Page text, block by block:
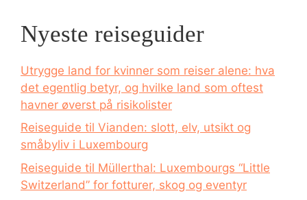
Nyeste reiseguider
Utrygge land for kvinner som reiser alene: hva
det egentlig betyr, og hvilke land som oftest
havner øverst på risikolister
Reiseguide til Vianden: slott, elv, utsikt og
småbyliv i Luxembourg
Reiseguide til Müllerthal: Luxembourgs “Little
Switzerland” for fotturer, skog og eventyr